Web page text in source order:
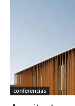
conferencias